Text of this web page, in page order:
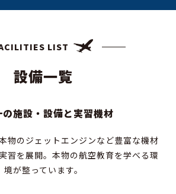
LIST
設備一覧
の施設・設備と実習機材
物のジェットエンジンなど豊富な機材
習を展開。本物の航空教育を学べる環
境が整っています。